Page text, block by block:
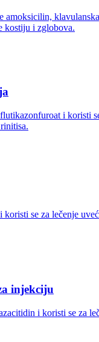
kostiju i zglobova.
i koristi
se za lečenje
injekciju
i koristi se za